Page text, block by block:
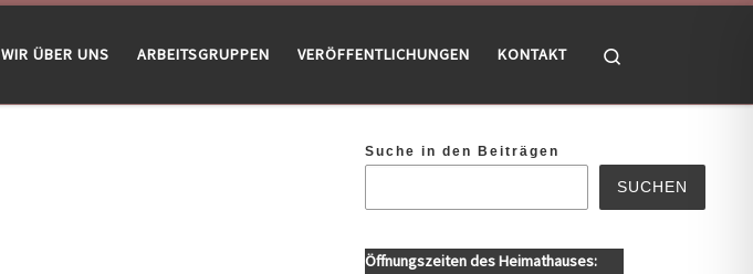
WIR ÜBER UNS ARBEITSGRUPPEN VERÖFFENTLICHUNGEN KONTAKT
Suche in den Beiträgen
SUCHEN
Öffnungszeiten des Heimathauses: